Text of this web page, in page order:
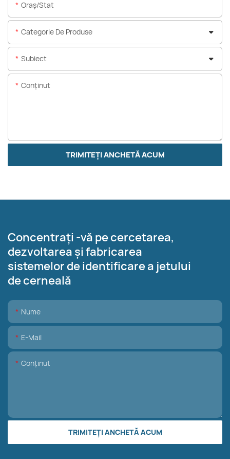
Oraș/stat
Categorie De Produse
Subiect
Conţinut
TRIMITEȚI ANCHETĂ ACUM
Concentrați -vă pe cercetarea,
dezvoltarea și fabricarea
sistemelor de identificare a jetului
de cerneală
Nume
E-Mail
Conţinut
TRIMITEȚI ANCHETĂ ACUM